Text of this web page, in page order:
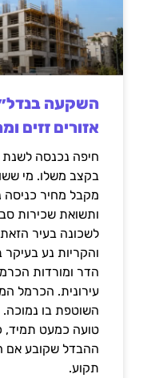
אזורים זזים
בקצב משלו. מי
מקבל מחיר כניסה
ותשואת שכירות
לשכונה בעיר
והקריות נע
הדר ומורדות
עירונית. הכרמל
השוטפת בו נמוכה.
טועה כמעט תמיד,
ההבדל שקובע אם
תקוע.